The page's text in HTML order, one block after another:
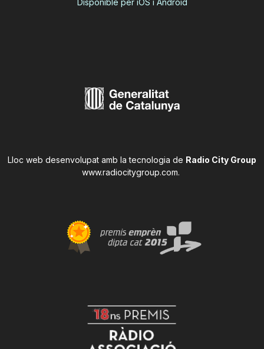
Disponible per iOS i Android
Lloc web desenvolupat amb la tecnologia de Radio City Group
www.radiocitygroup.com.